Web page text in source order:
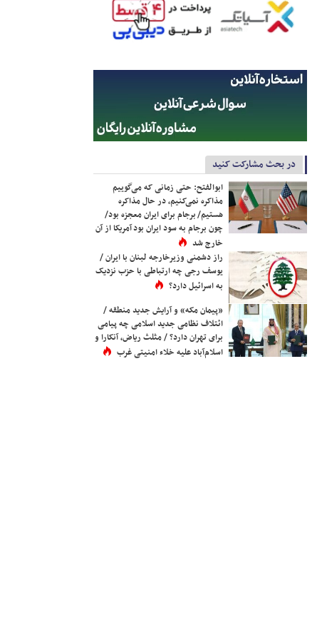
در بحث مشارکت کنید
ابوالفتح: حتی زمانی که می‌گوییم
مذاکره نمی‌کنیم، در حال مذاکره
هستیم/ برجام برای ایران معجزه بود/
چون برجام به سود ایران بود آمریکا از آن
خارج شد
راز دشمنی وزیرخارجه لبنان با ایران /
یوسف رجی چه ارتباطی با حزب نزدیک
به اسرائیل دارد؟
«پیمان مکه» و آرایش جدید منطقه /
ائتلاف نظامی جدید اسلامی چه پیامی
برای تهران دارد؟ / مثلث ریاض، آنکارا و
اسلام‌آباد علیه خلاء امنیتی غرب